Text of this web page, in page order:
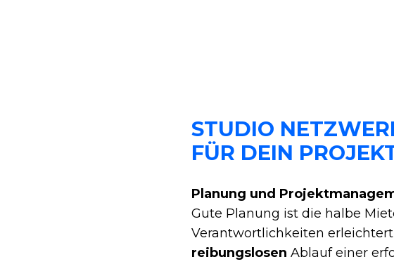
STUDIO
FÜR DEIN
Planung und
Gute Planung ist die halbe
Verantwortlichkeiten
reibungslosen Ablauf einer